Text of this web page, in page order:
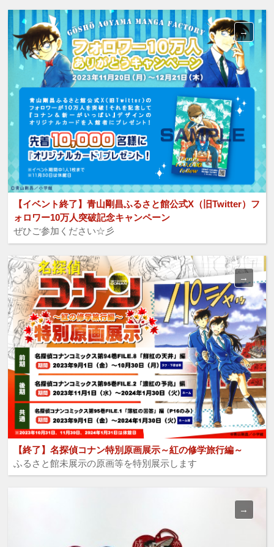
【イベント終了】青山剛昌ふるさと館公式X（旧Twitter）フ
ォロワー10万人突破記念キャンペーン
ぜひご参加ください☆彡
【終了】名探偵コナン特別原画展示～紅の修学旅行編～
ふるさと館未展示の原画等を特別展示します